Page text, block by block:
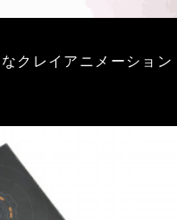
クレイアニメーション